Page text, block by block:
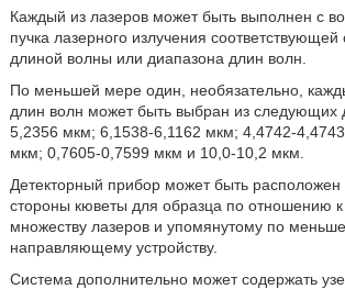
Каждый из лазеров может быть выполнен с
пучка лазерного излучения
длиной волны или диапазона длин волн.
По меньшей мере один, необязательно,
длин волн может быть выбран из следующих
5,2356 мкм; 6,1538-6,1162 мкм; 4,4742-
мкм; 0,7605-0,7599 мкм и 10,0-10,2 мкм.
Детекторный прибор может быть
стороны кюветы для образца по отношению
множеству лазеров и упомянутому по
направляющему устройству.
Система дополнительно может содержать